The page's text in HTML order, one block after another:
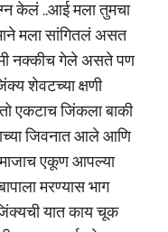
केलं ..आई मला तुमचा
मला सांगितलं असत
नक्कीच गेले असते पण
शेवटच्या क्षणी
एकटाच जिंकला बाकी
जिवनात आले आणि
एकूण आपल्या
मरण्यास भाग
यात काय चूक